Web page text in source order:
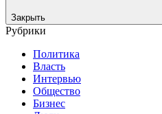
Закрыть
Рубрики
Политика
Власть
Интервью
Общество
Бизнес